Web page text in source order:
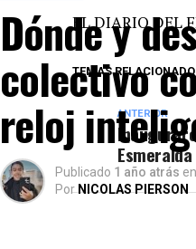
EL DIARIO DEL
TEMAS
ANTERIOR
Esmeralda
Dónde y
colectivo
reloj
Publicado 1 año atrás en
PorNICOLAS PIERSON